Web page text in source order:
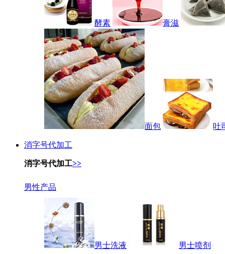
酵素 膏滋
面包 吐
消字号代加工
消字号代加工>>
男性产品
男士洗液 男士喷剂